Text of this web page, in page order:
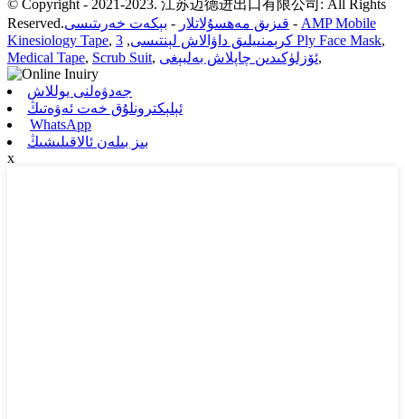
© Copyright - 2021-2023. 江苏迈德进出口有限公司: All Rights
Reserved.
قىزىق مەھسۇلاتلار - بېكەت خەرىتىسى - AMP Mobile
Kinesiology Tape, كرېمنىيلىق داۋالاش لېنتىسى, 3 Ply Face Mask,
Medical Tape, Scrub Suit, ئۆزلۈكىدىن چاپلاش بەلبېغى,
جەدۋەلنى يوللاش
ئېلېكترونلۇق خەت ئەۋەتىڭ
WhatsApp
بىز بىلەن ئالاقىلىشىڭ
x